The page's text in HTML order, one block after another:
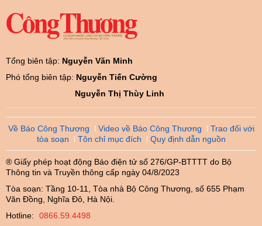
Tổng biên tập: Nguyễn Văn Minh
Phó tổng biên tập: Nguyễn Tiến Cường
Nguyễn Thị Thùy Linh
Về Báo Công Thương Video về Báo Công Thương
Trao đổi với
tòa soạn
Tôn chỉ mục đích Quy định dẫn nguồn
® Giấy phép hoạt động Báo điện tử số 276/GP-BTTTT do Bộ
Thông tin và Truyền thông cấp ngày 04/8/2023
Tòa soạn: Tầng 10-11, Tòa nhà Bộ Công Thương, số 655 Phạm
Văn Đồng, Nghĩa Đô, Hà Nội.
Hotline:
0866.59.4498